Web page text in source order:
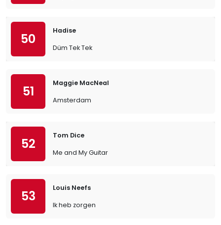
50
Hadise
Düm Tek Tek
51
Maggie MacNeal
Amsterdam
52
Tom Dice
Me and My Guitar
53
Louis Neefs
Ik heb zorgen